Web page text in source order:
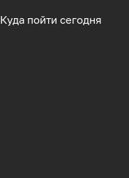
Куда пойти сегодня